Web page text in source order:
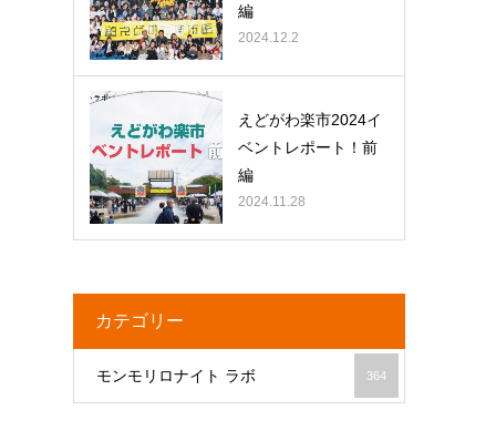
編
2024.12.2
えどがわ楽市2024イ
ベントレポート！前
編
2024.11.28
カテゴリー
モンモリロナイト ラボ 364